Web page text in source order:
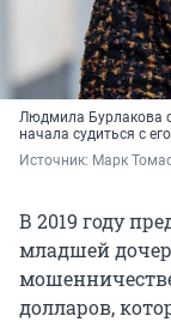
Людмила Бурлакова
начала судиться с
Источник: Марк
В 2019 году
младшей
долларов,